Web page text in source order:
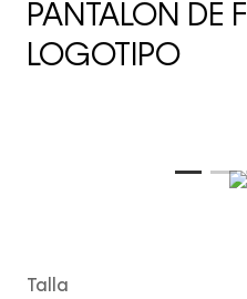
PANTALÓN DE
LOGOTIPO
Talla